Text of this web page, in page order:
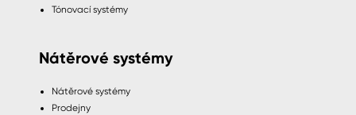
Tónovací systémy
Nátěrové systémy
Nátěrové systémy
Prodejny